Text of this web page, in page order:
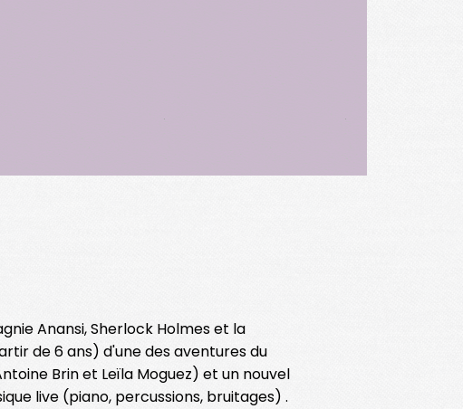
Anansi, Sherlock Holmes et la
de 6 ans) d'une des aventures du
Brin et Leïla Moguez) et un nouvel
live (piano, percussions, bruitages) .